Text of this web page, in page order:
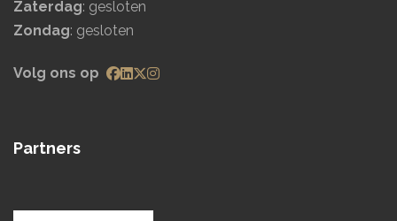
Zaterdag: gesloten
Zondag: gesloten
Volg ons op
Partners